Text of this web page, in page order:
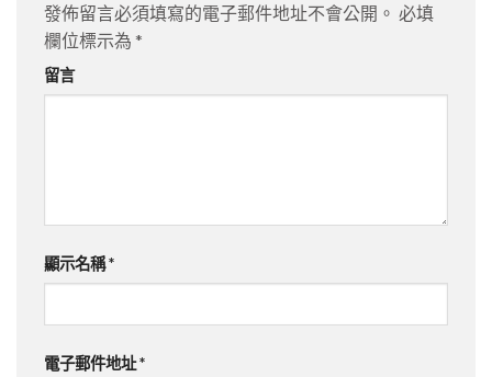
發佈留言必須填寫的電子郵件地址不會公開。 必填
欄位標示為 *
留言
顯示名稱*
電子郵件地址*